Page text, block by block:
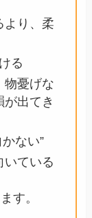
より、柔
る
物憂げな
出てき
ない”
いている
す。